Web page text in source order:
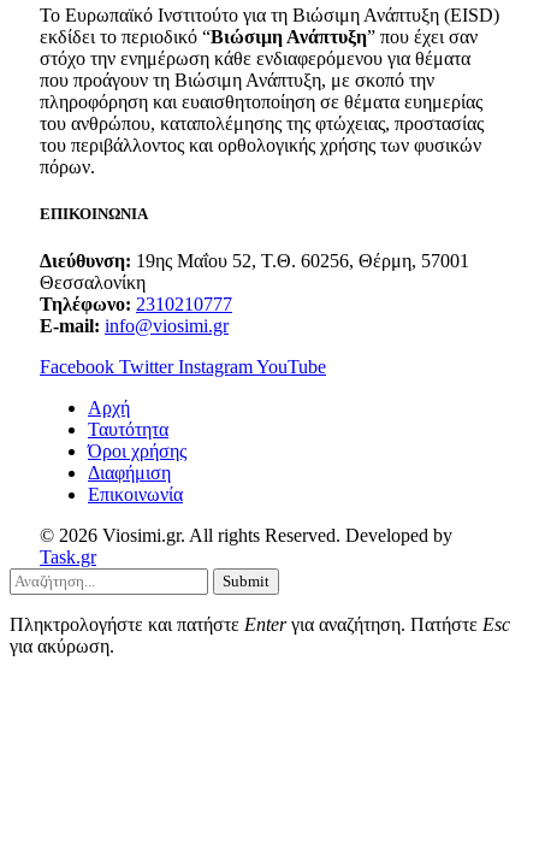
Το Ευρωπαϊκό Ινστιτούτο για τη Βιώσιμη Ανάπτυξη (EISD)
εκδίδει το περιοδικό “Βιώσιμη Ανάπτυξη” που έχει σαν
στόχο την ενημέρωση κάθε ενδιαφερόμενου για θέματα
που προάγουν τη Βιώσιμη Ανάπτυξη, με σκοπό την
πληροφόρηση και ευαισθητοποίηση σε θέματα ευημερίας
του ανθρώπου, καταπολέμησης της φτώχειας, προστασίας
του περιβάλλοντος και ορθολογικής χρήσης των φυσικών
πόρων.
ΕΠΙΚΟΙΝΩΝΙΑ
Διεύθυνση: 19ης Μαΐου 52, Τ.Θ. 60256, Θέρμη, 57001
Θεσσαλονίκη
Τηλέφωνο: 2310210777
E-mail: info@viosimi.gr
Facebook Twitter InstagramYouTube
Aρχή
Ταυτότητα
Όροι χρήσης
Διαφήμιση
Επικοινωνία
© 2026 Viosimi.gr. All rights Reserved. Developed by
Task.gr
Submit
Πληκτρολογήστε και πατήστε Enterγια αναζήτηση. Πατήστε Esc
για ακύρωση.